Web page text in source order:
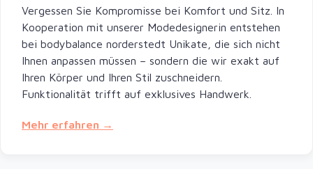
Vergessen Sie Kompromisse bei Komfort und Sitz. In
Kooperation mit unserer Modedesignerin entstehen
bei bodybalance norderstedt Unikate, die sich nicht
Ihnen anpassen müssen – sondern die wir exakt auf
Ihren Körper und Ihren Stil zuschneidern.
Funktionalität trifft auf exklusives Handwerk.
Mehr erfahren →